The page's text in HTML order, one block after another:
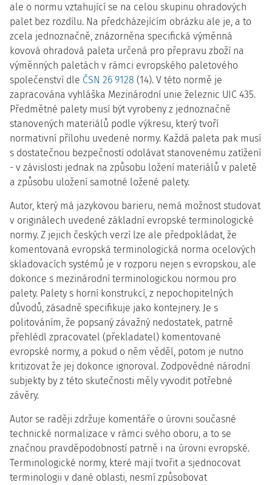
ale o normu vztahující se na celou skupinu ohradových
palet bez rozdílu. Na předcházejícím obrázku ale je, a to
zcela jednoznačně, znázorněna specifická výměnná
kovová ohradová paleta určená pro přepravu zboží na
výměnných paletách v rámci evropského paletového
společenství dle ČSN 26 9128 (14). V této normě je
zapracována vyhláška Mezinárodní unie železnic UIC 435.
Předmětné palety musí být vyrobeny z jednoznačně
stanovených materiálů podle výkresu, který tvoří
normativní přílohu uvedené normy. Každá paleta pak musí
s dostatečnou bezpečností odolávat stanovenému zatížení
- v závislosti jednak na způsobu ložení materiálů v paletě
a způsobu uložení samotné ložené palety.
Autor, který má jazykovou barieru, nemá možnost studovat
v originálech uvedené základní evropské terminologické
normy. Z jejich českých verzí lze ale předpokládat, že
komentovaná evropská terminologická norma ocelových
skladovacích systémů je v rozporu nejen s evropskou, ale
dokonce s mezinárodní terminologickou normou pro
palety. Palety s horní konstrukcí, z nepochopitelných
důvodů, zásadně specifikuje jako kontejnery. Je s
politováním, že popsaný závažný nedostatek, patrně
přehlédl zpracovatel (překladatel) komentované
evropské normy, a pokud o něm věděl, potom je nutno
kritizovat že jej dokonce ignoroval. Zodpovědné národní
subjekty by z této skutečnosti měly vyvodit potřebné
závěry.
Autor se raději zdržuje komentáře o úrovni současné
technické normalizace v rámci svého oboru, a to se
značnou pravděpodobností patrně i na úrovni evropské.
Terminologické normy, které mají tvořit a sjednocovat
terminologii v dané oblasti, nesmí způsobovat